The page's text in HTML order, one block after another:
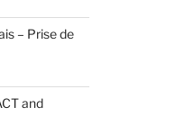
– Prise de
and